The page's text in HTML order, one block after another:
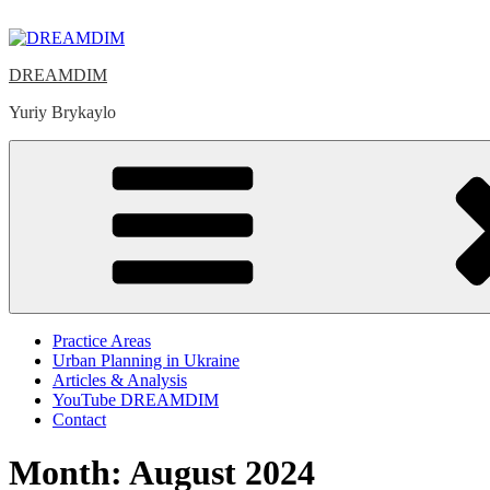
to
DREAMDIM
Yuriy Brykaylo
Practice Areas
Urban Planning in Ukraine
Articles & Analysis
YouTube DREAMDIM
Contact
Month: August 2024